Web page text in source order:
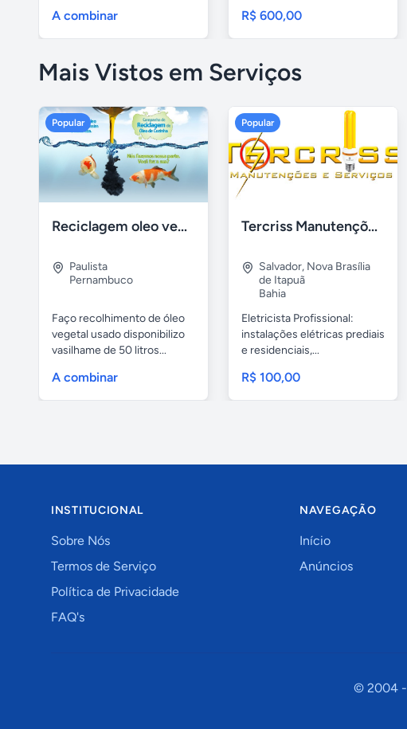
A combinar R$ 600,00
Mais Vistos em Serviços
Popular
Reciclagem oleo vegetal
Paulista
Pernambuco
Faço recolhimento de óleo
vegetal usado disponibilizo
vasilhame de 50 litros...
A combinar
Popular
Tercriss Manutenções e Serviços
Salvador, Nova Brasília
de Itapuã
Bahia
Eletricista Profissional:
instalações elétricas prediais
e residenciais,...
R$ 100,00
INSTITUCIONAL
Sobre Nós
Termos de Serviço
Política de Privacidade
FAQ's
NAVEGAÇÃO
Início
Anúncios
© 2004 -